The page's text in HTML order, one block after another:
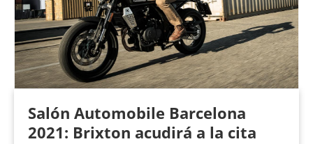
Salón Automobile Barcelona
2021: Brixton acudirá a la cita